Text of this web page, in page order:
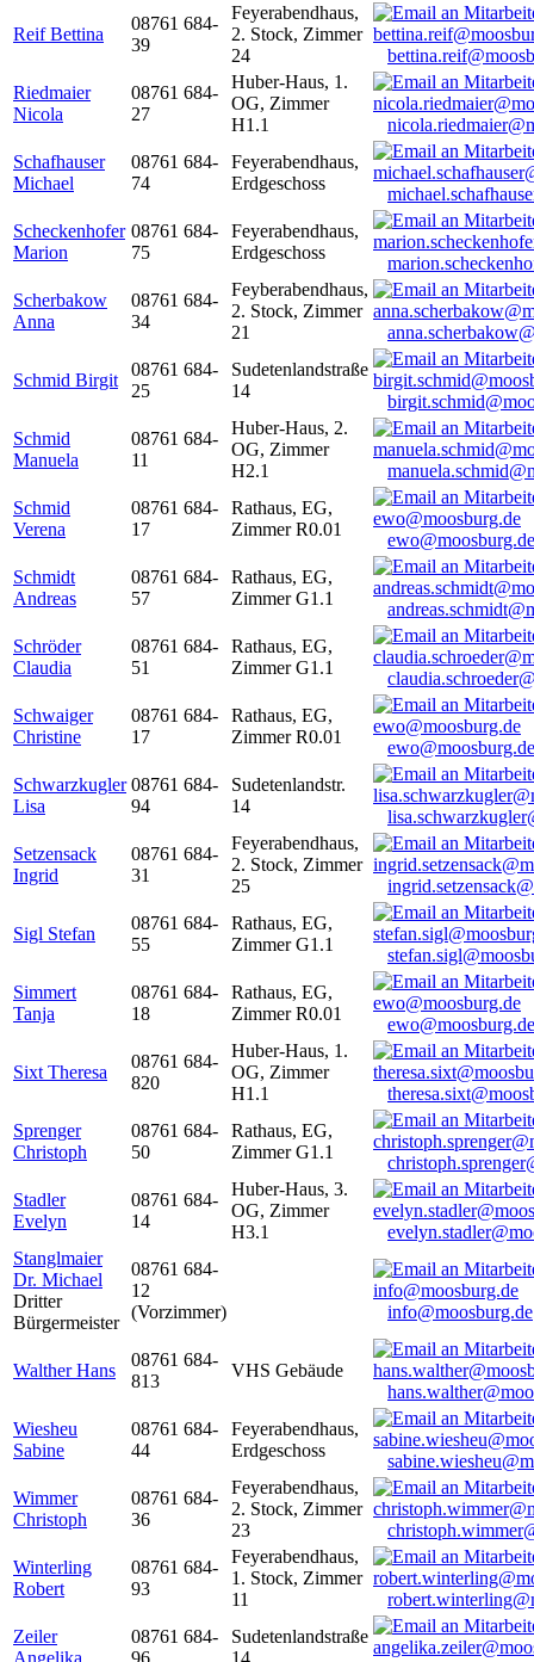
Reif Bettina
08761 684-
39
Feyerabendhaus,
2. Stock, Zimmer
24
Riedmaier
Nicola
08761 684-
27
Huber-Haus, 1.
OG, Zimmer
H1.1
Schafhauser
Michael
08761 684-
74
Feyerabendhaus,
Erdgeschoss
Scheckenhofer
Marion
08761 684-
75
Feyerabendhaus,
Erdgeschoss
Scherbakow
Anna
08761 684-
34
Feyberabendhaus,
2. Stock, Zimmer
21
Schmid Birgit
08761 684-
25
Sudetenlandstraße
14
Schmid
Manuela
08761 684-
11
Huber-Haus, 2.
OG, Zimmer
H2.1
Schmid
Verena
08761 684-
17
Rathaus, EG,
Zimmer R0.01
ewo@moosburg.de
Schmidt
Andreas
08761 684-
57
Rathaus, EG,
Zimmer G1.1
Schröder
Claudia
08761 684-
51
Rathaus, EG,
Zimmer G1.1
Schwaiger
Christine
08761 684-
17
Rathaus, EG,
Zimmer R0.01
ewo@moosburg.de
Schwarzkugler
Lisa
08761 684-
94
Sudetenlandstr.
14
Setzensack
Ingrid
08761 684-
31
Feyerabendhaus,
2. Stock, Zimmer
25
Sigl Stefan
08761 684-
55
Rathaus, EG,
Zimmer G1.1
Simmert
Tanja
08761 684-
18
Rathaus, EG,
Zimmer R0.01
ewo@moosburg.de
Sixt Theresa
08761 684-
820
Huber-Haus, 1.
OG, Zimmer
H1.1
Sprenger
Christoph
08761 684-
50
Rathaus, EG,
Zimmer G1.1
Stadler
Evelyn
08761 684-
14
Huber-Haus, 3.
OG, Zimmer
H3.1
Stanglmaier
Dr. Michael
Dritter
Bürgermeister
08761 684-
12
(Vorzimmer)
info@moosburg.de
Walther Hans
08761 684-
813
VHS Gebäude
Wiesheu
Sabine
08761 684-
44
Feyerabendhaus,
Erdgeschoss
Wimmer
Christoph
08761 684-
36
Feyerabendhaus,
2. Stock, Zimmer
23
Winterling
Robert
08761 684-
93
Feyerabendhaus,
1. Stock, Zimmer
11
Zeiler
Angelika
08761 684-
96
Sudetenlandstraße
14